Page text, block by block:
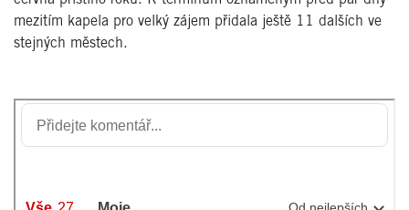
mezitím kapela pro velký zájem přidala ještě 11 dalších ve
stejných městech.